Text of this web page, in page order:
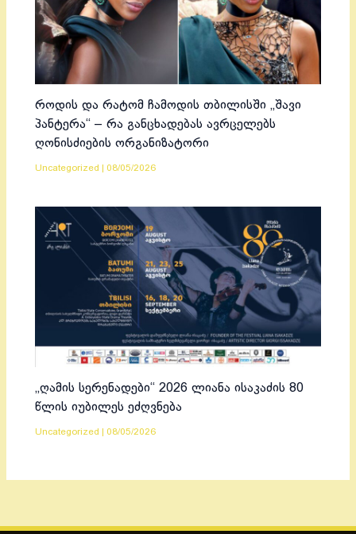
როდის და რატომ ჩამოდის თბილისში „შავი
პანტერა“ – რა განცხადებას ავრცელებს
ღონისძიების ორგანიზატორი
Uncategorized 08/05/2026
„ღამის სერენადები“ 2026 ლიანა ისაკაძის 80
წლის იუბილეს ეძღვნება
Uncategorized 08/05/2026